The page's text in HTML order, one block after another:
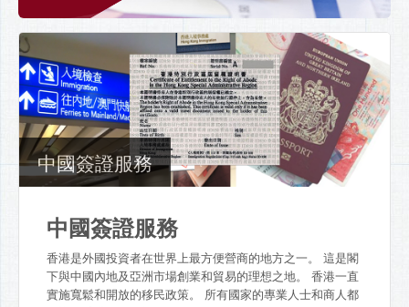
中國簽證服務
中國簽證服務
香港是外國投資者在世界上最方便營商的地方之一。 這是閣
下與中國內地及亞洲市場創業和貿易的理想之地。 香港一直
實施寬鬆和開放的移民政策。 所有國家的專業人士和商人都